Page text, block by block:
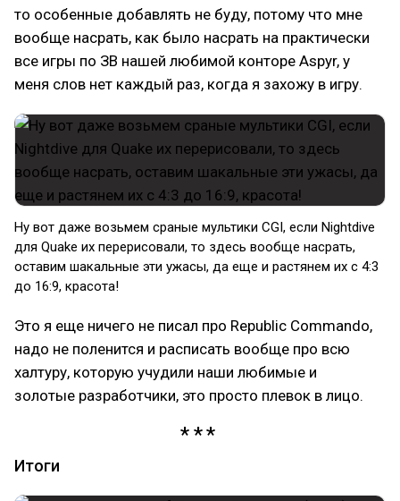
то особенные добавлять не буду, потому что мне
вообще насрать, как было насрать на практически
все игры по ЗВ нашей любимой конторе Aspyr, у
меня слов нет каждый раз, когда я захожу в игру.
Ну вот даже возьмем сраные мультики CGI, если Nightdive
для Quake их перерисовали, то здесь вообще насрать,
оставим шакальные эти ужасы, да еще и растянем их с 4:3
до 16:9, красота!
Это я еще ничего не писал про Republic Commando,
надо не поленится и расписать вообще про всю
халтуру, которую учудили наши любимые и
золотые разработчики, это просто плевок в лицо.
Итоги